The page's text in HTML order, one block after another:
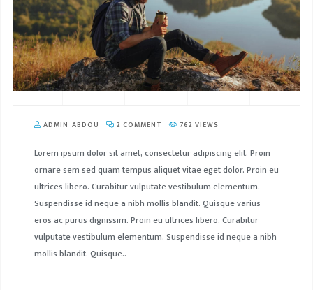
ADMIN_ABDOU 2 COMMENT 762 VIEWS
Lorem ipsum dolor sit amet, consectetur adipiscing elit. Proin
ornare sem sed quam tempus aliquet vitae eget dolor. Proin eu
ultrices libero. Curabitur vulputate vestibulum elementum.
Suspendisse id neque a nibh mollis blandit. Quisque varius
eros ac purus dignissim. Proin eu ultrices libero. Curabitur
vulputate vestibulum elementum. Suspendisse id neque a nibh
mollis blandit. Quisque..